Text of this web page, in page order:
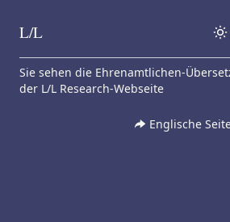
Skip to content
L/L
Sie sehen die Ehrenamtlichen-
der L/L Research-Webseite
Englische